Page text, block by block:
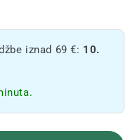
iznad 69 €: 10.